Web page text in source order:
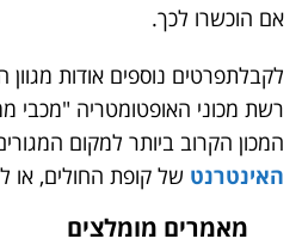
אם הוכשרו לכך.
לקבלתפרטים נוספים אודות
רשת מכוני האופטומטריה "מכבי
המכון הקרוב ביותר למקום
האינטרנט של קופת החולים, או
מאמרים מומלצים